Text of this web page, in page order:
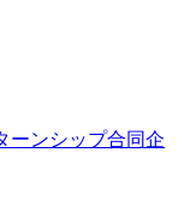
ーンシップ合同企